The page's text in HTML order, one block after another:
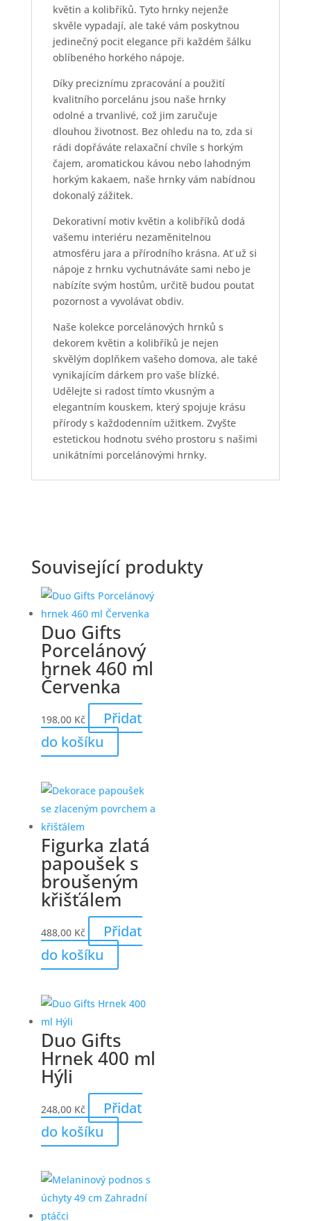
květin a kolibříků. Tyto hrnky nejenže
skvěle vypadají, ale také vám poskytnou
jedinečný pocit elegance při každém šálku
oblíbeného horkého nápoje.
Díky preciznímu zpracování a použití
kvalitního porcelánu jsou naše hrnky
odolné a trvanlivé, což jim zaručuje
dlouhou životnost. Bez ohledu na to, zda si
rádi dopřáváte relaxační chvíle s horkým
čajem, aromatickou kávou nebo lahodným
horkým kakaem, naše hrnky vám nabídnou
dokonalý zážitek.
Dekorativní motiv květin a kolibříků dodá
vašemu interiéru nezaměnitelnou
atmosféru jara a přírodního krásna. Ať už si
nápoje z hrnku vychutnáváte sami nebo je
nabízíte svým hostům, určitě budou poutat
pozornost a vyvolávat obdiv.
Naše kolekce porcelánových hrnků s
dekorem květin a kolibříků je nejen
skvělým doplňkem vašeho domova, ale také
vynikajícím dárkem pro vaše blízké.
Udělejte si radost tímto vkusným a
elegantním kouskem, který spojuje krásu
přírody s každodenním užitkem. Zvyšte
estetickou hodnotu svého prostoru s našimi
unikátními porcelánovými hrnky.
Související produkty
Duo Gifts
Porcelánový
hrnek 460 ml
Červenka
198,00 Kč
Přidat
do košíku
Figurka zlatá
papoušek s
broušeným
křišťálem
488,00 Kč
Přidat
do košíku
Duo Gifts
Hrnek 400 ml
Hýli
248,00 Kč
Přidat
do košíku